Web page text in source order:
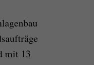
mit 13